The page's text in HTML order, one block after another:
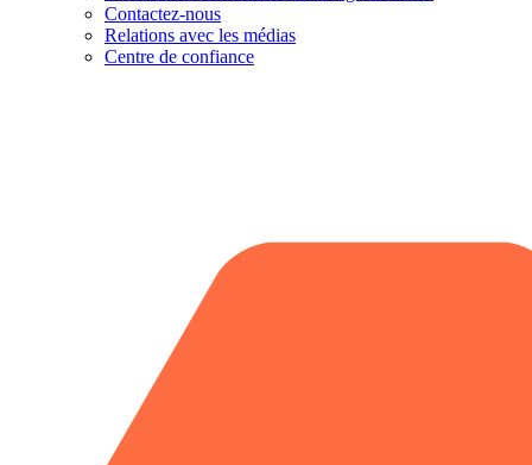
Contactez-nous
Relations avec les médias
Centre de confiance